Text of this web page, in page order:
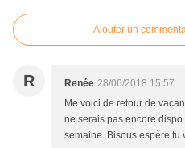
Ajouter un
R Renée 28/06/2018 15:57
Me voici de retour de
ne serais pas encore
semaine. Bisous espère tu